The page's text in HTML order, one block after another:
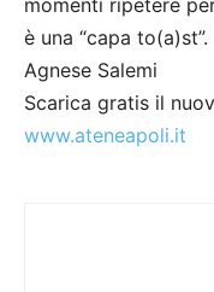
momenti ripetere
è una “capa to(a)st”.
Agnese Salemi
Scarica gratis il
www.ateneapoli.it